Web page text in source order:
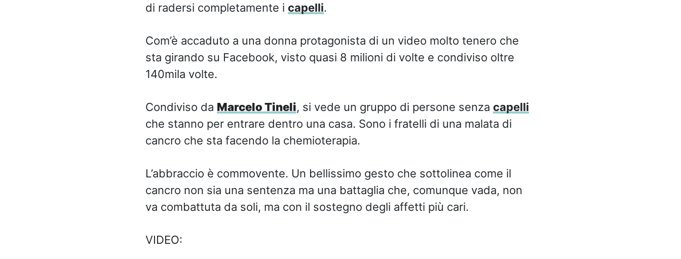
di radersi completamente i capelli.
Com’è accaduto a una donna protagonista di un video molto tenero che
sta girando su Facebook, visto quasi 8 milioni di volte e condiviso oltre
140mila volte.
Condiviso da Marcelo Tineli, si vede un gruppo di persone senza capelli
che stanno per entrare dentro una casa. Sono i fratelli di una malata di
cancro che sta facendo la chemioterapia.
L’abbraccio è commovente. Un bellissimo gesto che sottolinea come il
cancro non sia una sentenza ma una battaglia che, comunque vada, non
va combattuta da soli, ma con il sostegno degli affetti più cari.
VIDEO: